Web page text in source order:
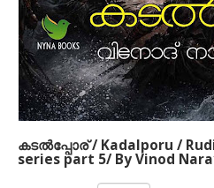
അന്നത്തെ സാമുദായികവും
ചുറ്റുപാടുകള്‍, രാഷ്ട്രീയ
പക, കാമം, പ്രതികാരം,
നോവലില്‍ ഉണ്ട്.
കടല്‍പ്പോര് / Kadalporu /
series part 5/ By Vinod